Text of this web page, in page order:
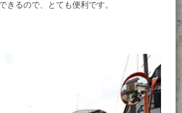
きるので、とても便利です。